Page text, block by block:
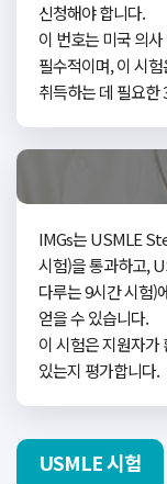
신청해야 합니다.
이 번호는 미국 의
필수적이며, 이 시
취득하는 데 필요한
IMGs는 USMLE
시험)을 통과하고,
다루는 9시간 시험)
얻을 수 있습니다.
이 시험은 지원자가
있는지 평가합니다.
USMLE 시험